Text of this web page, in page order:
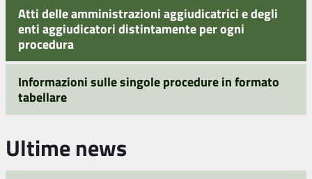
Atti delle amministrazioni aggiudicatrici e degli
enti aggiudicatori distintamente per ogni
procedura
Informazioni sulle singole procedure in formato
tabellare
Ultime news